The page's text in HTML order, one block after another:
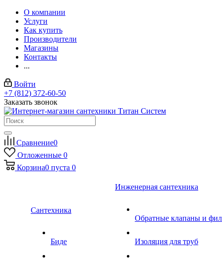
О компании
Услуги
Как купить
Производители
Магазины
Контакты
...
Войти
+7 (812) 372-60-50
Заказать звонок
Сравнение0
Отложенные 0
Корзина0 пуста 0
Сантехника
Биде
Инженерная сантехника
Обратные клапаны и
Изоляция для труб